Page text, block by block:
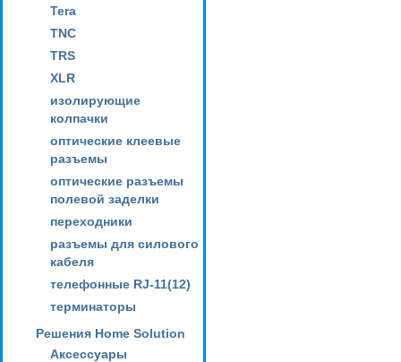
Tera
TNC
TRS
XLR
изолирующие
колпачки
оптические клеевые
разъемы
оптические разъемы
полевой заделки
переходники
разъемы для силового
кабеля
телефонные RJ-11(12)
терминаторы
Решения Home Solution
Аксессуары